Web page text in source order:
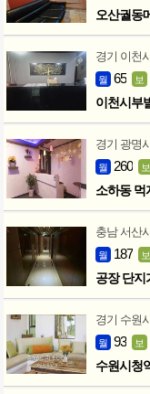
오산궐동
경기 이천시
월 65 보
이천시부
경기 광명시
월 260 보
소하동 먹
충남 서산시
월 187 보
공장 단지
경기 수원시
월 93 보
수원시청